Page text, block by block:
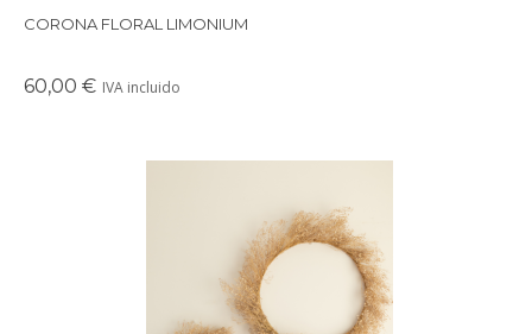
CORONA FLORAL LIMONIUM
60,00 € IVA incluido
Preciosa corona de fores preservadas en tonos blancos